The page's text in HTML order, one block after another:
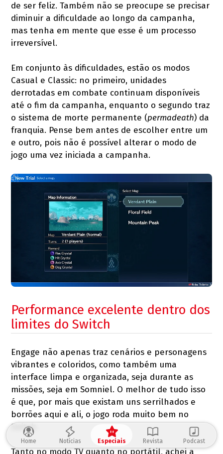
de ser feliz. Também não se preocupe se precisar
diminuir a dificuldade ao longo da campanha,
mas tenha em mente que esse é um processo
irreversível.
Em conjunto às dificuldades, estão os modos
Casual e Classic: no primeiro, unidades
derrotadas em combate continuam disponíveis
até o fim da campanha, enquanto o segundo traz
o sistema de morte permanente (permadeath) da
franquia. Pense bem antes de escolher entre um
e outro, pois não é possível alterar o modo de
jogo uma vez iniciada a campanha.
Performance excelente dentro dos
limites do Switch
Engage não apenas traz cenários e personagens
vibrantes e coloridos, como também uma
interface limpa e organizada, seja durante as
missões, seja em Somniel. O melhor de tudo isso
é que, por mais que existam uns serrilhados e
borrões aqui e ali, o jogo roda muito bem no
Switch.
Tanto no modo TV quanto no portátil, achei a
Home Notícias Especiais Revista Podcast